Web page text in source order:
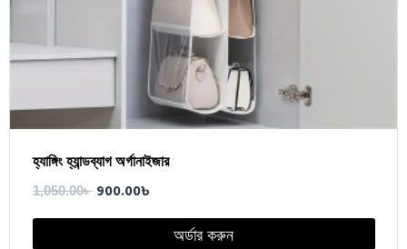
হ্যাঙ্গিং হ্যান্ডব্যাগ অর্গানাইজার
1,050.00৳ 900.00৳
অর্ডার করুন